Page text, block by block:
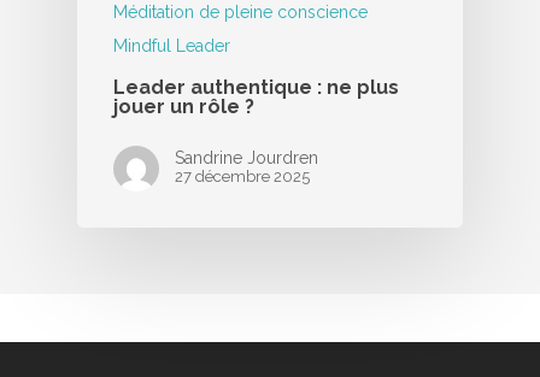
Méditation de pleine conscience
Mindful Leader
Leader authentique : ne plus
jouer un rôle ?
Sandrine Jourdren
27 décembre 2025